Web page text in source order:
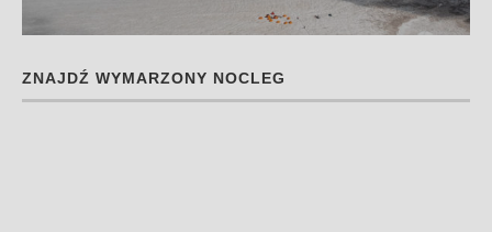
ZNAJDŹ WYMARZONY NOCLEG